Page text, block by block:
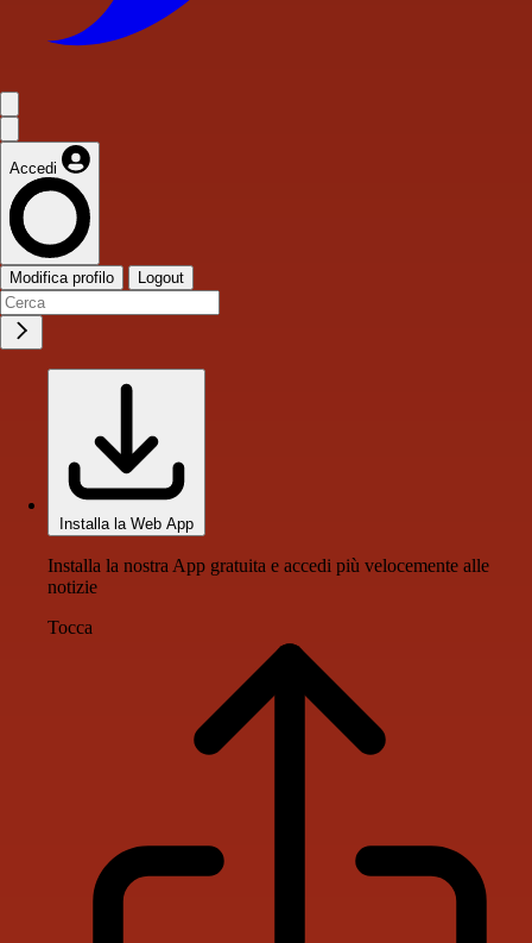
Accedi
Modifica profilo Logout
Installa la Web App
Installa la nostra App gratuita e accedi più velocemente alle
notizie
Tocca